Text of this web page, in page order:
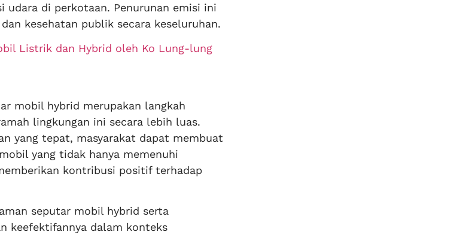
udara di perkotaan. Penurunan emisi ini
kesehatan publik secara keseluruhan.
Listrik dan Hybrid oleh Ko Lung-lung
mobil hybrid merupakan langkah
lingkungan ini secara lebih luas.
yang tepat, masyarakat dapat membuat
yang tidak hanya memenuhi
kontribusi positif terhadap
seputar mobil hybrid serta
keefektifannya dalam konteks